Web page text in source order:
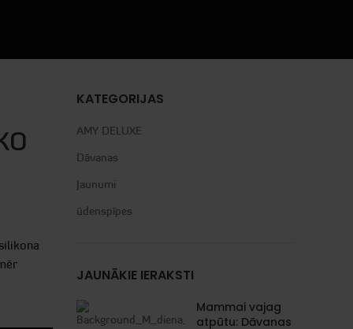
KATEGORIJAS
AMY DELUXE
Dāvanas
Jaunumi
ūdenspīpes
JAUNĀKIE IERAKSTI
Mammai vajag
atpūtu: Dāvanas